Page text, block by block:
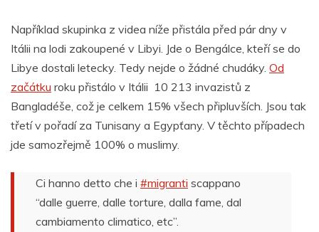
Například skupinka z videa níže přistála před pár dny v
Itálii na lodi zakoupené v Libyi. Jde o Bengálce, kteří se do
Libye dostali letecky. Tedy nejde o žádné chudáky. Od
začátku roku přistálo v Itálii 10 213 invazistů z
Bangladéše, což je celkem 15% všech připluvších. Jsou tak
třetí v pořadí za Tunisany a Egypťany. V těchto případech
jde samozřejmě 100% o muslimy.
Ci hanno detto che i #migranti scappano
“dalle guerre, dalle torture, dalla fame, dal
cambiamento climatico, etc”.